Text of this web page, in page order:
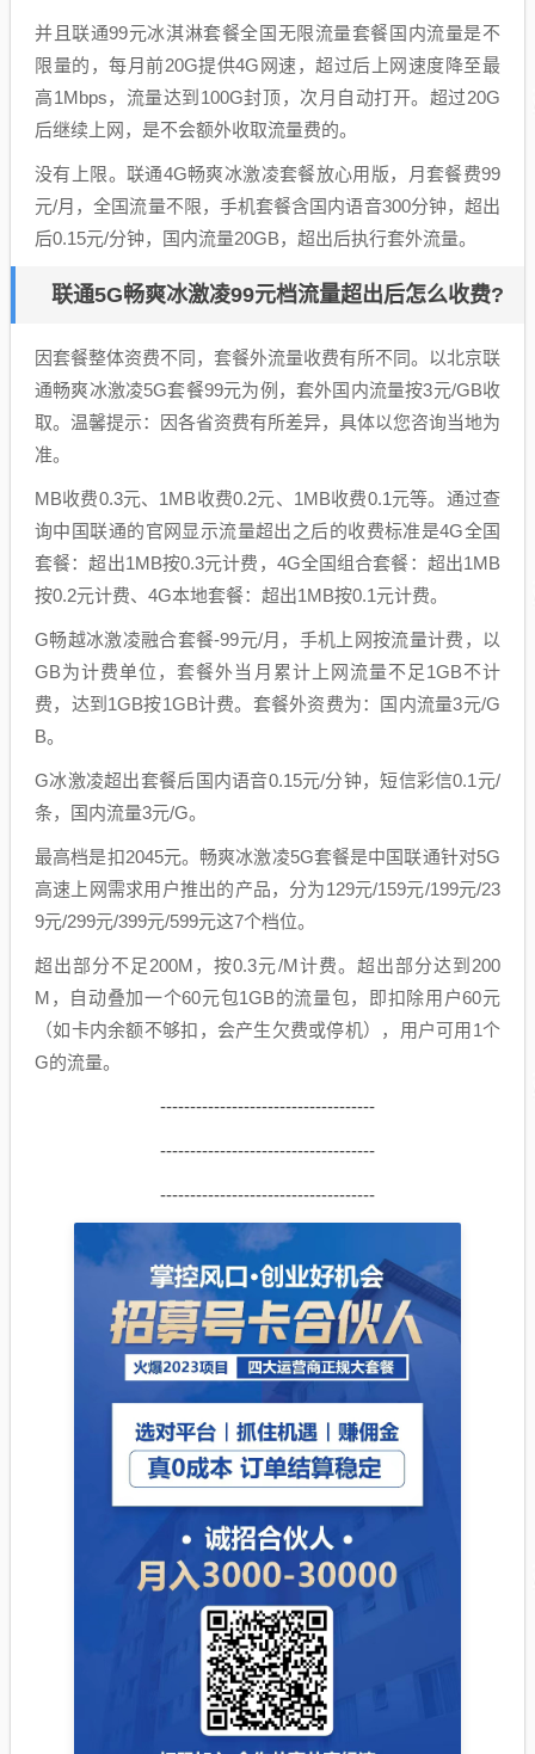
并且联通99元冰淇淋套餐全国无限流量套餐国内流量是不
限量的，每月前20G提供4G网速，超过后上网速度降至最
高1Mbps，流量达到100G封顶，次月自动打开。超过20G
后继续上网，是不会额外收取流量费的。
没有上限。联通4G畅爽冰激凌套餐放心用版，月套餐费99
元/月，全国流量不限，手机套餐含国内语音300分钟，超出
后0.15元/分钟，国内流量20GB，超出后执行套外流量。
联通5G畅爽冰激凌99元档流量超出后怎么收费?
因套餐整体资费不同，套餐外流量收费有所不同。以北京联
通畅爽冰激凌5G套餐99元为例，套外国内流量按3元/GB收
取。温馨提示：因各省资费有所差异，具体以您咨询当地为
准。
MB收费0.3元、1MB收费0.2元、1MB收费0.1元等。通过查
询中国联通的官网显示流量超出之后的收费标准是4G全国
套餐：超出1MB按0.3元计费，4G全国组合套餐：超出1MB
按0.2元计费、4G本地套餐：超出1MB按0.1元计费。
G畅越冰激凌融合套餐-99元/月，手机上网按流量计费，以
GB为计费单位，套餐外当月累计上网流量不足1GB不计
费，达到1GB按1GB计费。套餐外资费为：国内流量3元/G
B。
G冰激凌超出套餐后国内语音0.15元/分钟，短信彩信0.1元/
条，国内流量3元/G。
最高档是扣2045元。畅爽冰激凌5G套餐是中国联通针对5G
高速上网需求用户推出的产品，分为129元/159元/199元/23
9元/299元/399元/599元这7个档位。
超出部分不足200M，按0.3元/M计费。超出部分达到200
M，自动叠加一个60元包1GB的流量包，即扣除用户60元
（如卡内余额不够扣，会产生欠费或停机），用户可用1个
G的流量。
------------------------------------
------------------------------------
------------------------------------